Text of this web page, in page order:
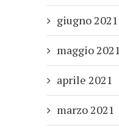
giugno 2021
maggio 2021
aprile 2021
marzo 2021